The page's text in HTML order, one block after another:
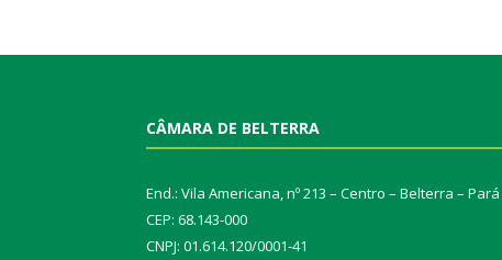
CÂMARA DE BELTERRA
End.: Vila Americana, nº 213 – Centro – Belterra – Pará
CEP: 68.143-000
CNPJ: 01.614.120/0001-41